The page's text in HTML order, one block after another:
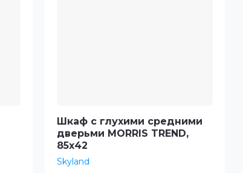
Шкаф с глухими средними
дверьми MORRIS TREND,
85х42
Skyland